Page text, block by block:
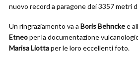
nuovo record a paragone dei 3357 metri
Un ringraziamento va a Boris Behnckee
Etneoper la documentazione
Marisa Liottaper le loro eccellenti foto.